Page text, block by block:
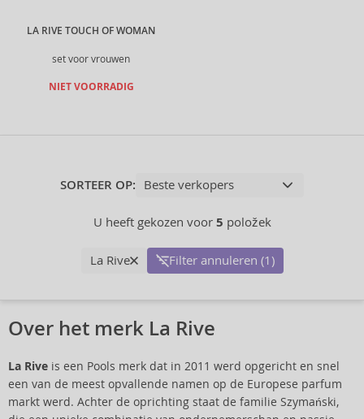
LA RIVE TOUCH OF WOMAN
set voor vrouwen
NIET VOORRADIG
SORTEER OP:
U heeft gekozen voor 5 položek
La Rive Filter annuleren (1)
Over het merk La Rive
La Rive is een Pools merk dat in 2011 werd opgericht en snel
een van de meest opvallende namen op de Europese parfum
markt werd. Achter de oprichting staat de familie Szymański,